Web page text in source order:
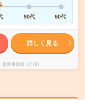
50代 60代
詳しく見る
造事業部（全国）